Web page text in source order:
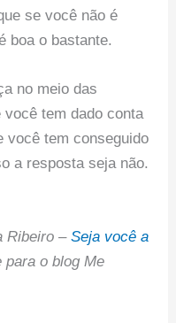
se você não é
boa o bastante.
no meio das
tem dado conta
você tem conseguido
a resposta seja não.
Ribeiro –Seja você a
para o blog Me